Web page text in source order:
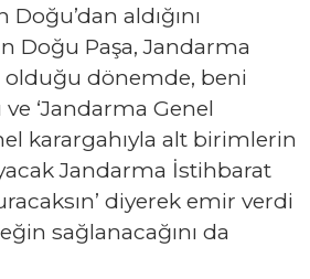
aldığını
Doğu Paşa, Jandarma
olduğu dönemde, beni
‘Jandarma Genel
karargahıyla alt birimlerin
Jandarma İstihbarat
diyerek emir verdi
sağlanacağını da